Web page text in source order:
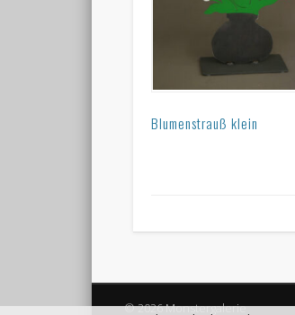
Blumenstrauß klein
© 2026 Monstergalerie